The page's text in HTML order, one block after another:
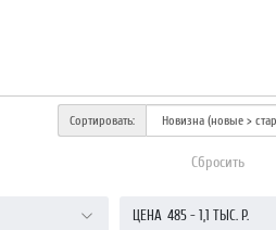
Сортировать:
Сбросить
485- 1,1 ТЫС.Р.
ЦЕНА